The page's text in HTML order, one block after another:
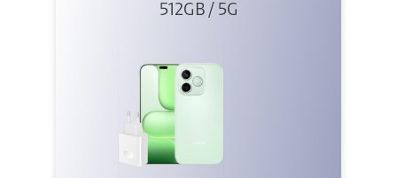
+ 45W
512GB / 5G